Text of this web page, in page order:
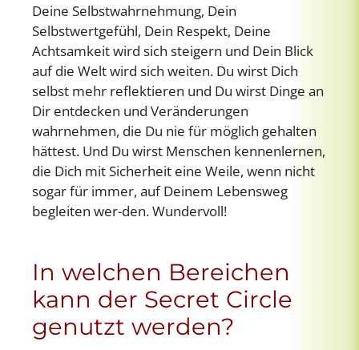
Deine Selbstwahrnehmung, Dein
Selbstwertgefühl, Dein Respekt, Deine
Achtsamkeit wird sich steigern und Dein Blick
auf die Welt wird sich weiten. Du wirst Dich
selbst mehr reflektieren und Du wirst Dinge an
Dir entdecken und Veränderungen
wahrnehmen, die Du nie für möglich gehalten
hättest. Und Du wirst Menschen kennenlernen,
die Dich mit Sicherheit eine Weile, wenn nicht
sogar für immer, auf Deinem Lebensweg
begleiten wer-den. Wundervoll!
In welchen Bereichen
kann der Secret Circle
genutzt werden?